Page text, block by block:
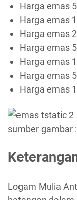
Harga emas
Harga emas
Harga emas
Harga emas
Harga emas
Harga emas
Harga emas
sumber gambar
Logam Mulia